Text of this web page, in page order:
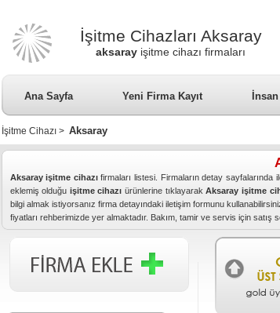
İşitme Cihazları Aksaray
aksaray işitme cihazı firmaları
Ana Sayfa Yeni Firma Kayıt
İşitme Cihazı> Aksaray
Aksaray işitme cihazıfirmaları listesi. Firmaların detay sayfalarında
eklemiş olduğu işitme cihazı ürünlerine tıklayarakAksaray işitme
bilgi almak istiyorsanız firma detayındaki iletişim formunu
fiyatları rehberimizde yer almaktadır. Bakım, tamir ve servis için satış